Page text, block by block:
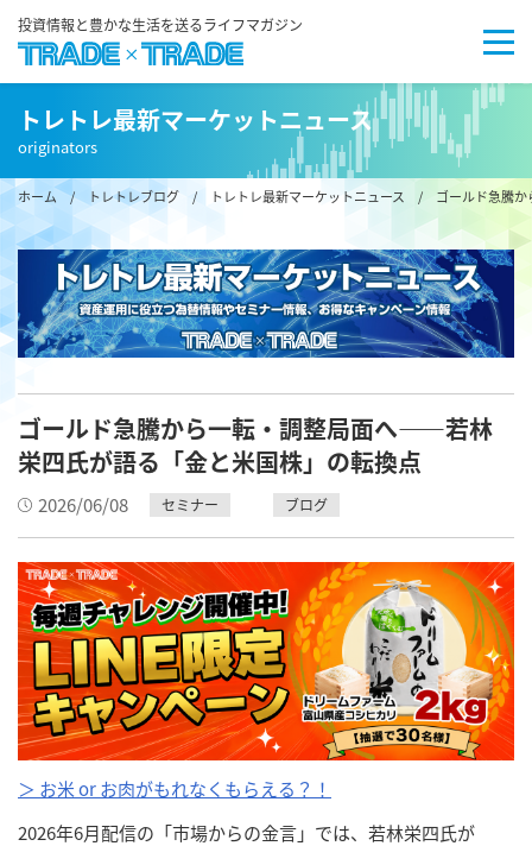
投資情報と豊かな生活を送るライフマガジン
トレトレ最新マーケットニュース
originators
ホーム/ トレトレブログ / トレトレ最新マーケットニュース / ゴールド急騰か
ゴールド急騰から一転・調整局面へ——若林
栄四氏が語る「金と米国株」の転換点
2026/06/08 セミナー ブログ
＞ お米 or お肉がもれなくもらえる？！
2026年6月配信の「市場からの金言」では、若林栄四氏が